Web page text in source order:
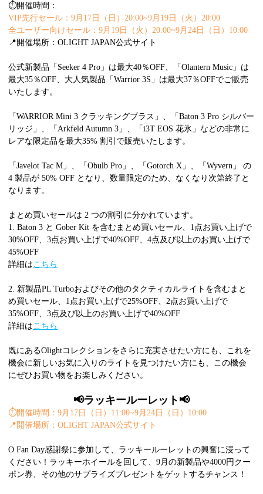
⏱️開催時間：
VIP先行セール：9月17日（日）20:00~9月19日（火）20:00
全ユーザー向けセール：9月19日（火）20:00~9月24日（日）10:00
📍開催場所：OLIGHT JAPAN公式サイト
公式新製品「Seeker 4 Pro」は最大40％OFF、「Olantern Music」は
最大35％OFF、大人気製品「Warrior 3S」は最大37％OFFでご販売
いたします。
「WARRIOR Mini 3 クラッキングブラス」、「Baton 3 Pro シルバー
リッジ」、「Arkfeld Autumn 3」、「i3T EOS 花氷」などの非常に
レアな限定品を最大35% 割引で販売いたします。
「Javelot Tac M」、「Obulb Pro」、「Gotorch X」、「Wyvern」 の
4 製品が 50% OFF となり、数量限定のため、なくなり次第終了と
なります。
まとめ買いセールは 2 つの割引に分かれています。
1. Baton 3 と Gober Kit を含むまとめ買いセール、1点お買い上げで
30%OFF、3点お買い上げで40%OFF、4点及び以上のお買い上げで
45%OFF
詳細はこちら
2. 新製品PL Turboおよびその他のタクティカルライトを含むまと
め買いセール、1点お買い上げで25%OFF、2点お買い上げで
35%OFF、3点及び以上のお買い上げで40%OFF
詳細はこちら
既にあるOlightコレクションをさらに充実させたい方にも、これを
機会に新しいお気に入りのライトを見つけたい方にも、この機会
にぜひお買い物をお楽しみください。
📢ラッキールーレット📢
⏱️開催時間：9月17日（日）11:00~9月24日（日）10:00
📍 開催場所：OLIGHT JAPAN公式サイト
O Fan Day感謝祭に参加して、ラッキールーレットの興奮に浸って
ください！ラッキーホイールを回して、9月の新製品や4000円クー
ポン券、その他のサプライズプレゼントをゲットするチャンス！